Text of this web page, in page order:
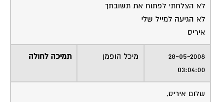
לא הצלחתי לפתוח את תשובתך
לא הגיעה למייל שלי
איריס
28-05-2008
03:04:00
מיכל הופמן תמיכה לחולה
שלום איריס,